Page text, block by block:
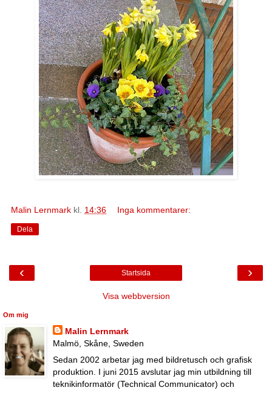
Malin Lernmark kl. 14:36 Inga kommentarer:
Dela
‹ ›
Startsida
Visa webbversion
Om mig
Malin Lernmark
Malmö, Skåne, Sweden
Sedan 2002 arbetar jag med bildretusch och grafisk
produktion. I juni 2015 avslutar jag min utbildning till
teknikinformatör (Technical Communicator) och